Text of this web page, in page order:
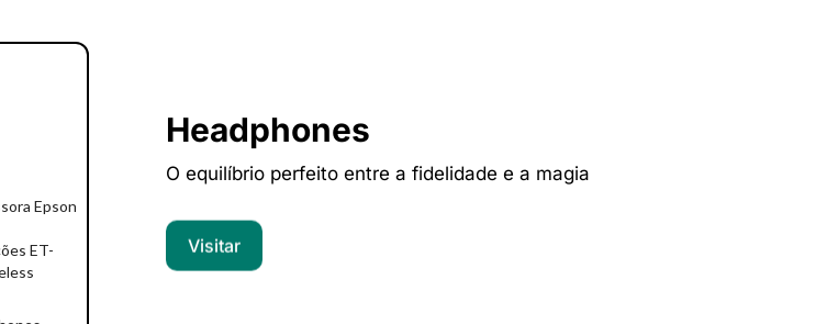
Headphones
O equilíbrio perfeito entre a fidelidade e a magia
Visitar